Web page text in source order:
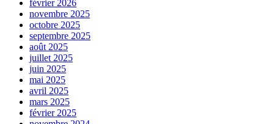
février 2026
novembre 2025
octobre 2025
septembre 2025
août 2025
juillet 2025
juin 2025
mai 2025
avril 2025
mars 2025
février 2025